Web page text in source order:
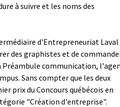
à suivre et les noms des
d'Entrepreneuriat
des graphistes et de
communication,
Sans compter que les deux
prix du Concours québécois en
"Création d'entreprise".